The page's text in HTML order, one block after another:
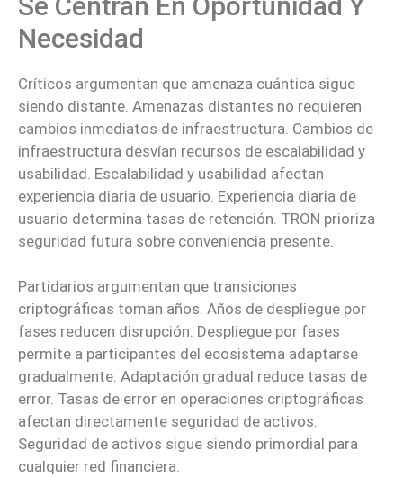
Necesidad
Críticos argumentan que amenaza cuántica sigue
siendo distante. Amenazas distantes no requieren
cambios inmediatos de infraestructura. Cambios de
infraestructura desvían recursos de escalabilidad y
usabilidad. Escalabilidad y usabilidad afectan
experiencia diaria de usuario. Experiencia diaria de
usuario determina tasas de retención. TRON prioriza
seguridad futura sobre conveniencia presente.
Partidarios argumentan que transiciones
criptográficas toman años. Años de despliegue por
fases reducen disrupción. Despliegue por fases
permite a participantes del ecosistema adaptarse
gradualmente. Adaptación gradual reduce tasas de
error. Tasas de error en operaciones criptográficas
afectan directamente seguridad de activos.
Seguridad de activos sigue siendo primordial para
cualquier red financiera.